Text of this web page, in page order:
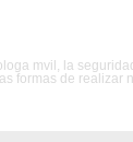
mvil, la
formas de realizar